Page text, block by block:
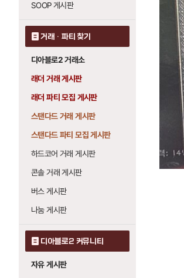
SOOP 게시판
거래 · 파티 찾기
디아블로2 거래소
래더 거래 게시판
래더 파티 모집 게시판
스탠다드 거래 게시판
스탠다드 파티 모집 게시판
하드코어 거래 게시판
콘솔 거래 게시판
버스 게시판
나눔 게시판
디아블로2 커뮤니티
자유 게시판